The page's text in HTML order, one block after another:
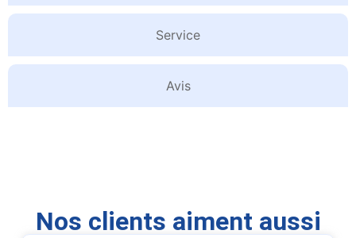
Service
Avis
Nos clients aiment aussi